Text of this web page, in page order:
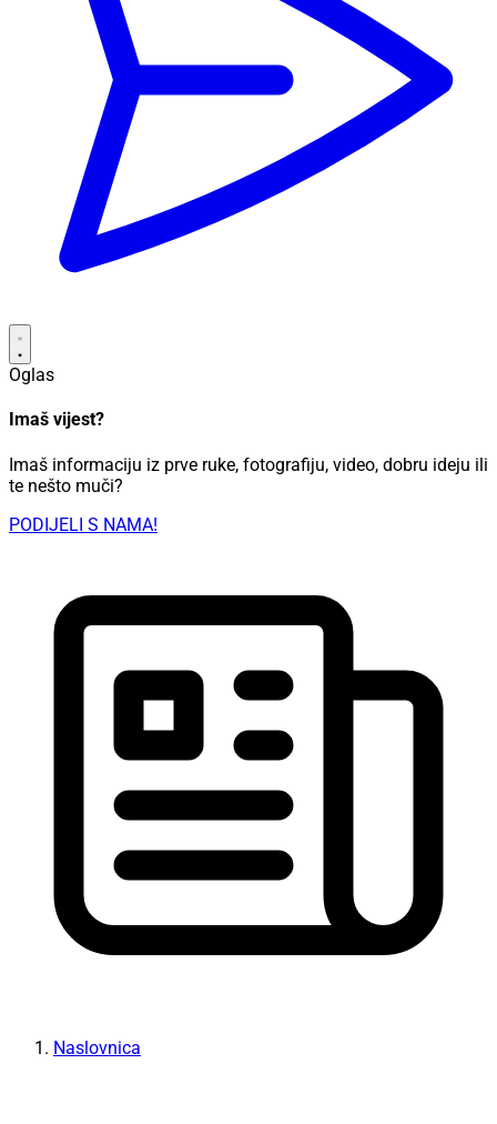
Oglas
Imaš vijest?
Imaš informaciju iz prve ruke, fotografiju, video, dobru ideju ili
te nešto muči?
PODIJELI S NAMA!
Naslovnica